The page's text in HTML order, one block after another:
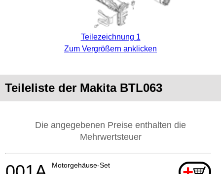
Teilezeichnung 1
Zum Vergrößern anklicken
Teileliste der Makita BTL063
Die angegebenen Preise enthalten die
Mehrwertsteuer
Motorgehäuse-Set